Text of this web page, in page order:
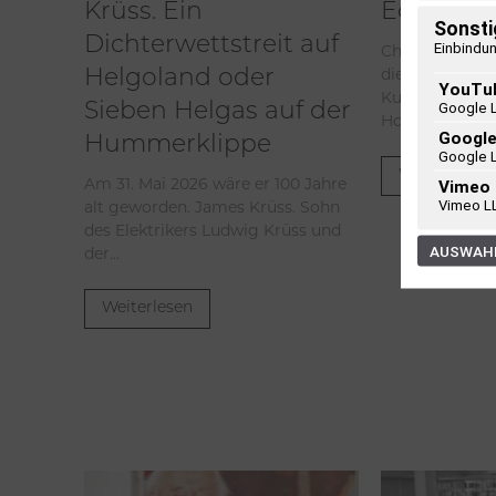
Krüss. Ein
Dichterwettstreit auf
Helgoland oder
Sieben Helgas auf der
Hummerklippe
Am 31. Mai 2026 wäre er 100 Jahre
alt geworden. James Krüss. Sohn
des Elektrikers Ludwig Krüss und
der...
Weiterlesen
Editorial
die Ausgabe
Holstein vor.
Weiterlesen
Google
Google
Vimeo
Vimeo